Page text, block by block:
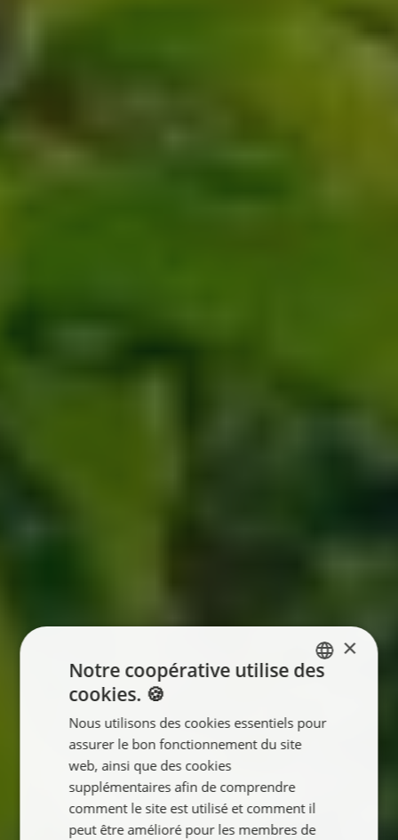
FRANÇAIS
×
Notre coopérative utilise des
cookies. 🍪
Nous utilisons des cookies essentiels pour
assurer le bon fonctionnement du site
web, ainsi que des cookies
supplémentaires afin de comprendre
comment le site est utilisé et comment il
peut être amélioré pour les membres de